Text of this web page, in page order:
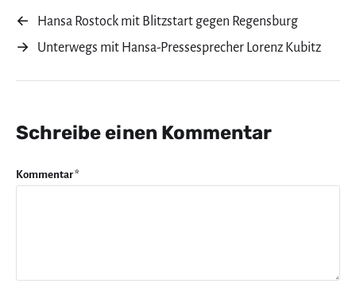
←
Hansa Rostock mit Blitzstart gegen Regensburg
→
Unterwegs mit Hansa-Pressesprecher Lorenz Kubitz
Schreibe einen Kommentar
Kommentar*